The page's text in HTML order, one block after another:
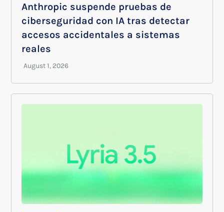
Anthropic suspende pruebas de
ciberseguridad con IA tras detectar
accesos accidentales a sistemas
reales